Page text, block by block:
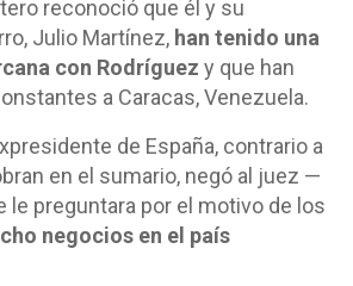
reconoció que él y su
Julio Martínez, han tenido una
con Rodríguez y que han
a Caracas, Venezuela.
de España, contrario a
en el sumario, negó al juez —
le preguntara por el motivo de los
negocios en el país